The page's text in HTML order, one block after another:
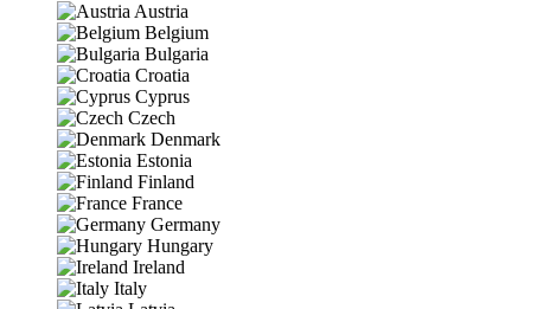
Austria
Belgium
Bulgaria
Croatia
Cyprus
Czech
Denmark
Estonia
Finland
France
Germany
Hungary
Ireland
Italy